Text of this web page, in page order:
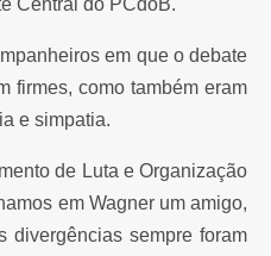
Central do PCdoB.
em que o debate
firmes, como também eram
e simpatia.
de Luta e Organização
em Wagner um amigo,
divergências sempre foram